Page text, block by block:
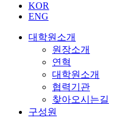
KOR
ENG
대학원소개
원장소개
연혁
대학원소개
협력기관
찾아오시는길
구성원